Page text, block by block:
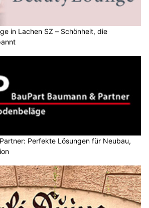
in Lachen SZ – Schönheit, die
Perfekte Lösungen für Neubau,